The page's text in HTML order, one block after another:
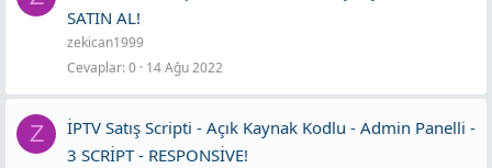
SATIN AL!
zekican1999
Cevaplar 0 14 Ağu 2022
Z
İPTV Satış Scripti - Açık Kaynak Kodlu - Admin Panelli -
3 SCRİPT - RESPONSİVE!